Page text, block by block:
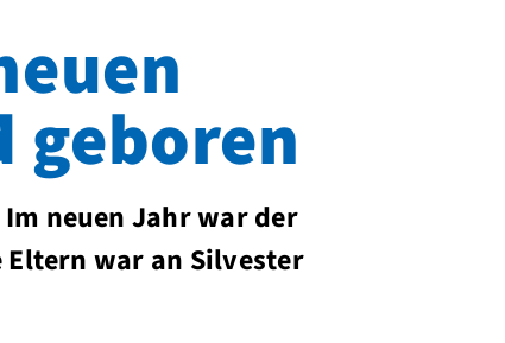
geboren
neuen Jahr war der
war an Silvester